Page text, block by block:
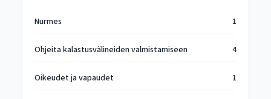
Nurmes 1
Ohjeita kalastusvälineiden valmistamiseen 4
Oikeudet ja vapaudet 1